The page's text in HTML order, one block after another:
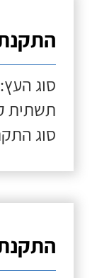
סוג
תשתית
סוג